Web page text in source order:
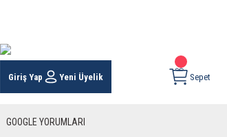
Giriş Yap Yeni Üyelik Sepet
GOOGLE YORUMLARI